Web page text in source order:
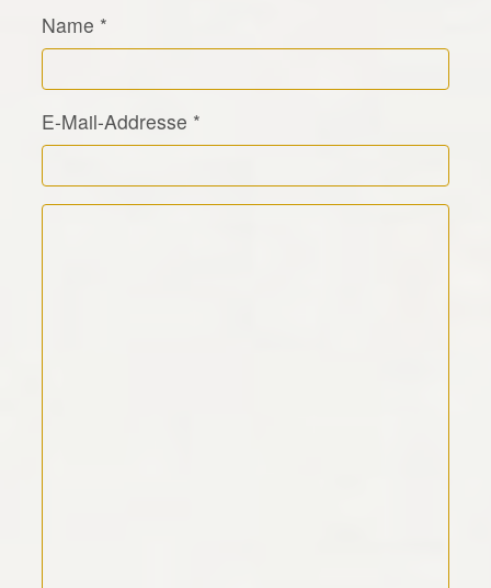
Name *
E-Mail-Addresse *
Kommentar Text